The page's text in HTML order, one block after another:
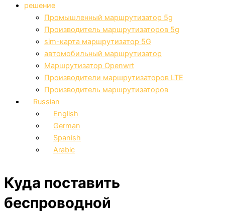
решение
Промышленный маршрутизатор 5g
Производитель маршрутизаторов 5g
sim-карта маршрутизатор 5G
автомобильный маршрутизатор
Маршрутизатор Openwrt
Производители маршрутизаторов LTE
Производитель маршрутизаторов
Russian
English
German
Spanish
Arabic
Куда поставить
беспроводной